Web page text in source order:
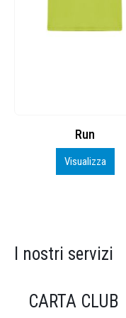
Cuffia Poliestere
Inizia a Personalizzare
I nostri servizi
CARTA CLUB